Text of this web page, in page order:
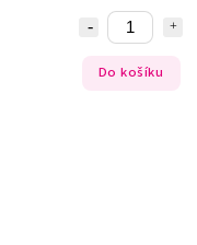
Do košíku